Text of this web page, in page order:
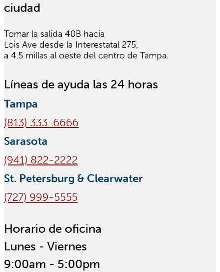
ciudad
Tomar la salida 40B hacia
Lois Ave desde la Interestatal 275,
a 4.5 millas al oeste del centro de Tampa.
Líneas de ayuda las 24 horas
Tampa
(813) 333-6666
Sarasota
(941) 822-2222
St. Petersburg & Clearwater
(727) 999-5555
Horario de oficina
Lunes - Viernes
9:00am - 5:00pm